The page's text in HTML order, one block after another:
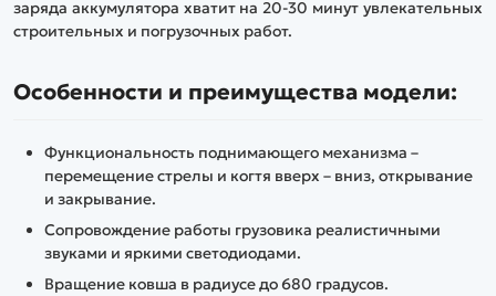
заряда аккумулятора хватит на 20-30 минут увлекательных
строительных и погрузочных работ.
Особенности и преимущества модели:
Функциональность поднимающего механизма –
перемещение стрелы и когтя вверх – вниз, открывание
и закрывание.
Сопровождение работы грузовика реалистичными
звуками и яркими светодиодами.
Вращение ковша в радиусе до 680 градусов.